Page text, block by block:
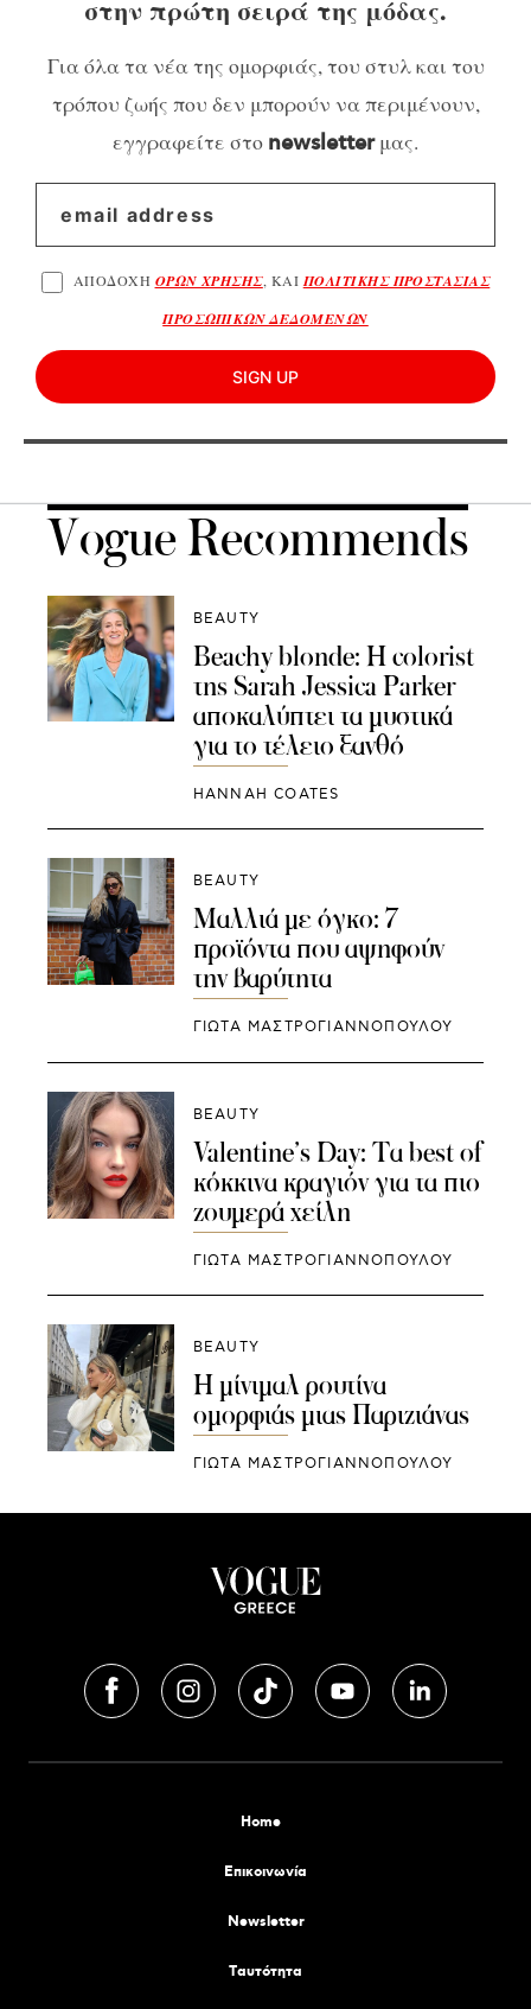
στην πρώτη σειρά της μόδας.
Για όλα τα νέα της ομορφιάς, του στυλ και του
τρόπου ζωής που δεν μπορούν να περιμένουν,
εγγραφείτε στο newsletterμας.
ΑΠΟΔΟΧΗ ΟΡΩΝ ΧΡΗΣΗΣ, ΚΑΙ ΠΟΛΙΤΙΚΗΣ ΠΡΟΣΤΑΣΙΑΣ
ΠΡΟΣΩΠΙΚΩΝ ΔΕΔΟΜΕΝΩΝ
SIGN UP
Vogue Recommends
BEAUTY
Beachy blonde: Η colorist
της Sarah Jessica Parker
αποκαλύπτει τα μυστικά
για το τέλειο ξανθό
HANNAH COATES
BEAUTY
Μαλλιά με όγκο: 7
προϊόντα που αψηφούν
την βαρύτητα
ΓΙΩΤΑ ΜΑΣΤΡΟΓΙΑΝΝΟΠΟΥΛΟΥ
BEAUTY
Valentine’s Day: Τα best of
κόκκινα κραγιόν για τα πιο
ζουμερά χείλη
ΓΙΩΤΑ ΜΑΣΤΡΟΓΙΑΝΝΟΠΟΥΛΟΥ
BEAUTY
Η μίνιμαλ ρουτίνα
ομορφιάς μιας Παριζιάνας
ΓΙΩΤΑ ΜΑΣΤΡΟΓΙΑΝΝΟΠΟΥΛΟΥ
Home
Επικοινωνία
Newsletter
Tαυτότητα